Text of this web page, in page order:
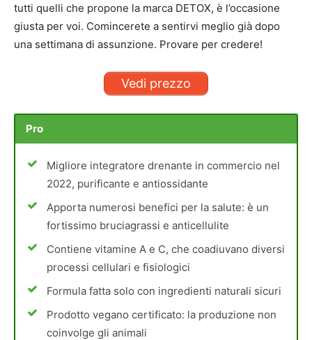
tutti quelli che propone la marca DETOX, è l’occasione
giusta per voi. Comincerete a sentirvi meglio già dopo
una settimana di assunzione. Provare per credere!
Vedi prezzo
Pro
Migliore integratore drenante in commercio nel
2022, purificante e antiossidante
Apporta numerosi benefici per la salute: è un
fortissimo bruciagrassi e anticellulite
Contiene vitamine A e C, che coadiuvano diversi
processi cellulari e fisiologici
Formula fatta solo con ingredienti naturali sicuri
Prodotto vegano certificato: la produzione non
coinvolge gli animali